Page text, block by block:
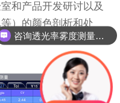
和产品开发研讨以及
）的颜色剖析和处
咨询透光率雾度测量仪器